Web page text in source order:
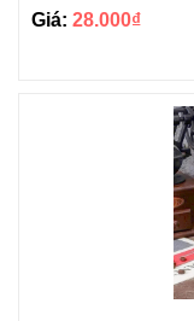
Giá: 28.000₫